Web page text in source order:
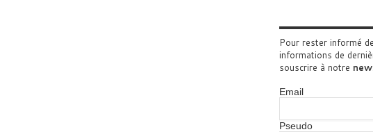
Pour rester informé
informations de
souscrire à notre
Email
Pseudo